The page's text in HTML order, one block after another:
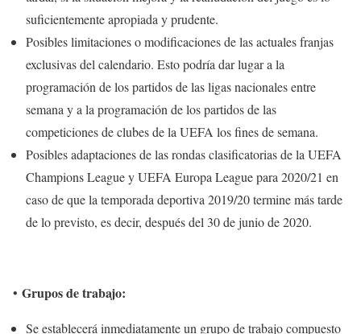
suficientemente apropiada y prudente.
Posibles limitaciones o modificaciones de las actuales franjas
exclusivas del calendario. Esto podría dar lugar a la
programación de los partidos de las ligas nacionales entre
semana y a la programación de los partidos de las
competiciones de clubes de la UEFA los fines de semana.
Posibles adaptaciones de las rondas clasificatorias de la UEFA
Champions League y UEFA Europa League para 2020/21 en
caso de que la temporada deportiva 2019/20 termine más tarde
de lo previsto, es decir, después del 30 de junio de 2020.
• Grupos de trabajo:
Se establecerá inmediatamente un grupo de trabajo compuesto